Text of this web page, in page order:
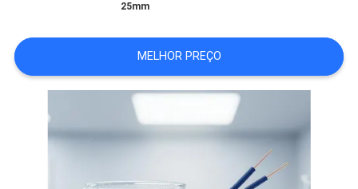
CONTACTE-
NOS
NOTÍCIA
25mm
MELHOR PREÇO